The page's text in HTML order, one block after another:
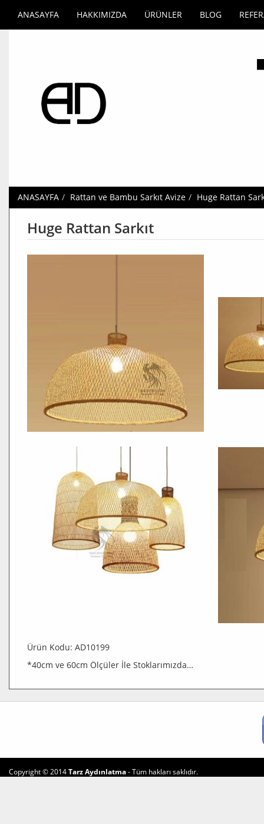
ANASAYFA HAKKIMIZDA ÜRÜNLER BLOG
ANASAYFA Rattan ve Bambu Sarkıt Avize Huge Rattan
Huge Rattan Sarkıt
Ürün Kodu: AD10199
*40cm ve 60cm Ölçüler İle Stoklarımızda…
Copyright © 2014Tarz Aydınlatma- Tüm hakları saklıdır.